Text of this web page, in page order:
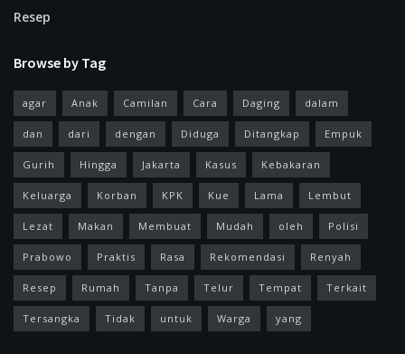
Resep
Browse by Tag
agar Anak Camilan Cara Daging dalam
dan dari dengan Diduga Ditangkap Empuk
Gurih Hingga Jakarta Kasus Kebakaran
Keluarga Korban KPK Kue Lama Lembut
Lezat Makan Membuat Mudah oleh Polisi
Prabowo Praktis Rasa Rekomendasi Renyah
Resep Rumah Tanpa Telur Tempat Terkait
Tersangka Tidak untuk Warga yang